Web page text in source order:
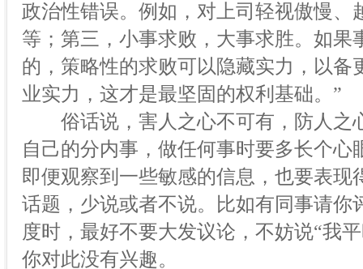
政治性错误。例如，对上司轻视傲慢
等；第三，小事求败，大事求胜。如
的，策略性的求败可以隐藏实力，以
业实力，这才是最坚固的权利基础。”
俗话说，害人之心不可有，防人之
自己的分内事，做任何事时要多长个
即便观察到一些敏感的信息，也要表
话题，少说或者不说。比如有同事请
度时，最好不要大发议论，不妨说“我
你对此没有兴趣。